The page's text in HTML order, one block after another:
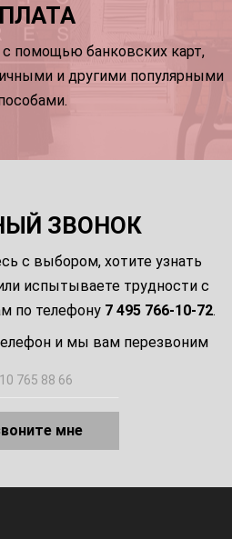
помощью банковских карт,
и другими популярными
ЗВОНОК
с выбором, хотите узнать
испытываете трудности с
по телефону 7 495 766-10-72.
и мы вам перезвоним
Позвоните мне